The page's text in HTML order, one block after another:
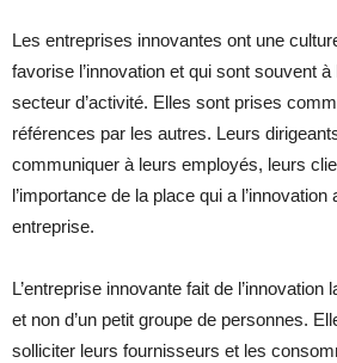
Les entreprises innovantes ont une
favorise l’innovation et qui sont souvent
secteur d’activité. Elles sont prises
références par les autres. Leurs
communiquer à leurs employés, leurs
l’importance de la place qui a l’innovation
entreprise.
L’entreprise innovante fait de l’innovation
et non d’un petit groupe de personnes.
solliciter leurs fournisseurs et les